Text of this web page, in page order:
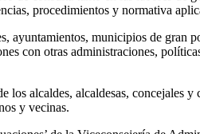
procedimientos y normativa
ayuntamientos, municipios de gran
con otras administraciones,
alcaldes, alcaldesas, concejales y
y vecinas.